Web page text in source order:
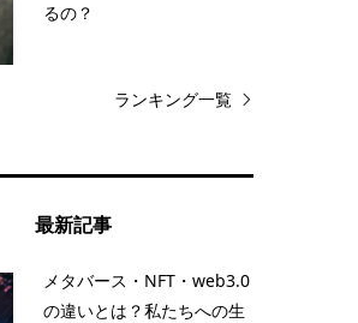
るの？
ランキング一覧
最新記事
メタバース・NFT・web3.0
の違いとは？私たちへの生